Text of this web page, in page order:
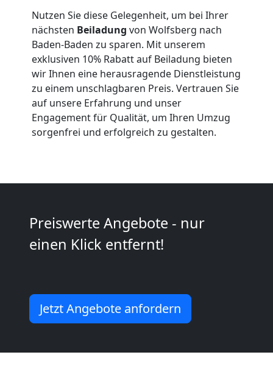
Nutzen Sie diese Gelegenheit, um bei Ihrer
nächsten Beiladung von Wolfsberg nach
Baden-Baden zu sparen. Mit unserem
exklusiven 10% Rabatt auf Beiladung bieten
wir Ihnen eine herausragende Dienstleistung
zu einem unschlagbaren Preis. Vertrauen Sie
auf unsere Erfahrung und unser
Engagement für Qualität, um Ihren Umzug
sorgenfrei und erfolgreich zu gestalten.
Preiswerte Angebote - nur
einen Klick entfernt!
Jetzt Angebote anfordern
Anfrage
Möbeltransport
National
Möbeltransport
International
Beiladung
National
Beiladung
International